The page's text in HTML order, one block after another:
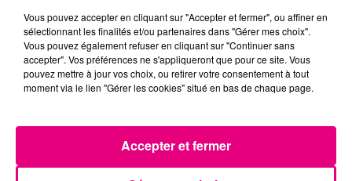
LE TOP
Vous pouvez accepter en cliquant sur "Accepter et fermer", ou affiner en
sélectionnant les finalités et/ou partenaires dans "Gérer mes choix".
Vous pouvez également refuser en cliquant sur "Continuer sans
accepter". Vos préférences ne s'appliqueront que pour ce site. Vous
pouvez mettre à jour vos choix, ou retirer votre consentement à tout
moment via le lien "Gérer les cookies" situé en bas de chaque page.
Accepter et fermer